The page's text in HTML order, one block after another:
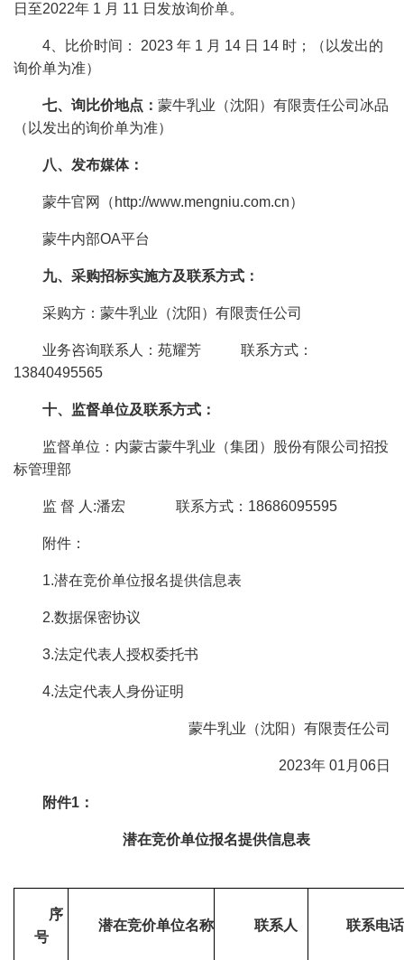
日至2022年 1 月 11 日发放询价单。
4、比价时间： 2023 年 1 月 14 日 14 时；（以发出的
询价单为准）
七、询比价地点： 蒙牛乳业（沈阳）有限责任公司冰品
（以发出的询价单为准）
八、发布媒体：
蒙牛官网（http://www.mengniu.com.cn）
蒙牛内部OA平台
九、采购招标实施方及联系方式：
采购方：蒙牛乳业（沈阳）有限责任公司
业务咨询联系人：苑耀芳 联系方式：
13840495565
十、监督单位及联系方式：
监督单位：内蒙古蒙牛乳业（集团）股份有限公司招投
标管理部
监 督 人:潘宏 联系方式：18686095595
附件：
1.潜在竞价单位报名提供信息表
2.数据保密协议
3.法定代表人授权委托书
4.法定代表人身份证明
蒙牛乳业（沈阳）有限责任公司
2023年 01月06日
附件1：
潜在竞价单位报名提供信息表
序
号
潜在竞价单位名称 联系人 联系电话